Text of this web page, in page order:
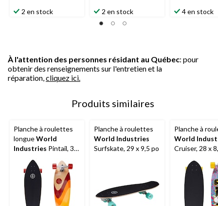
2 en stock 2 en stock 4 en stock
À l'attention des personnes résidant au Québec: pour
obtenir des renseignements sur l'entretien et la
réparation, cliquez ici.
Produits similaires
Planche à roulettes
longueWorld
Industries Pintail, 36
x 9,5 po
Planche à roulettes
World Industries
Surfskate, 29 x 9,5 po
Planche à
World
Cruiser, 28 x